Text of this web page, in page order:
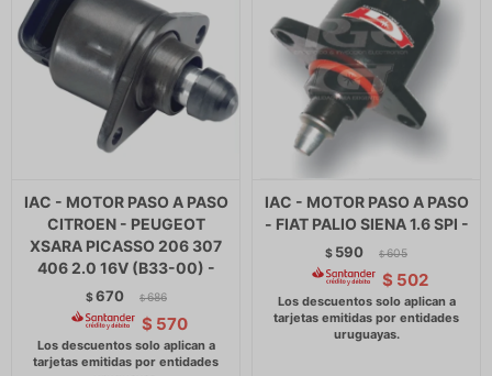
IAC - MOTOR PASO A PASO
CITROEN - PEUGEOT
XSARA PICASSO 206 307
406 2.0 16V (B33-00) -
$670 $ 686
$ 570
IAC - MOTOR PASO A PASO
- FIAT PALIO SIENA 1.6 SPI -
$ 590 $ 605
$ 502